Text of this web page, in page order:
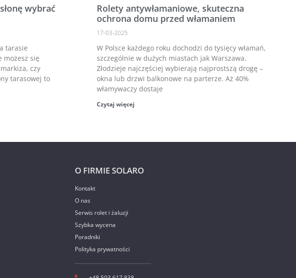
wybrać
tarasie
możesz się
czy
tarasowej to
Rolety antywłamaniowe, skuteczna
ochrona domu przed włamaniem
17-03-2025
W Polsce każdego roku dochodzi do tysięcy włamań,
szczególnie w dużych miastach jak Warszawa.
Złodzieje najczęściej wybierają najprostszą drogę –
okna lub drzwi balkonowe na parterze. Aż 40%
włamywaczy dostaje
Czytaj więcej
O FIRMIE SOLARO
Kontakt
O nas
Serwis rolet i żaluzji
Szybka wycena
Poradniki
Polityka prywatności